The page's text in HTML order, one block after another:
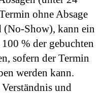
ohne Absage
Show), kann ein
% der gebuchten
sofern der Termin
werden kann.
und